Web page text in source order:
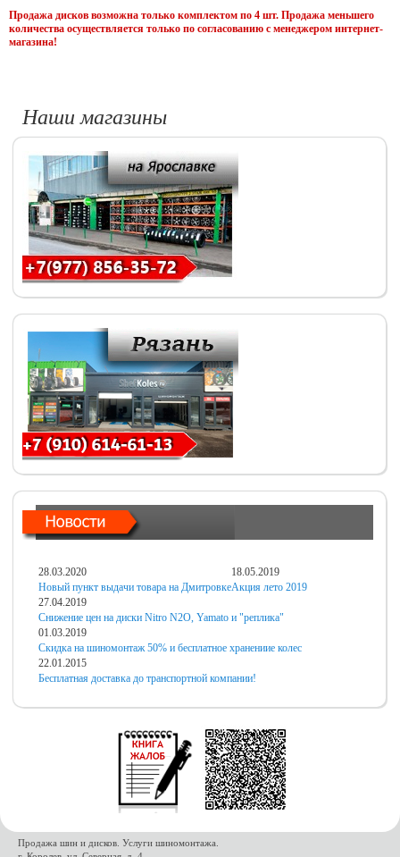
Продажа дисков возможна только комплектом по 4 шт. Продажа меньшего
количества осуществляется только по согласованию с менеджером интернет-
магазина!
Наши магазины
28.03.2020
Новый пункт выдачи товара на Дмитровке
18.05.2019
Акция лето 2019
27.04.2019
Снижение цен на диски Nitro N2O, Yamato и "реплика"
01.03.2019
Скидка на шиномонтаж 50% и бесплатное хранениие колес
22.01.2015
Бесплатная доставка до транспортной компании!
Продажа шин и дисков. Услуги шиномонтажа.